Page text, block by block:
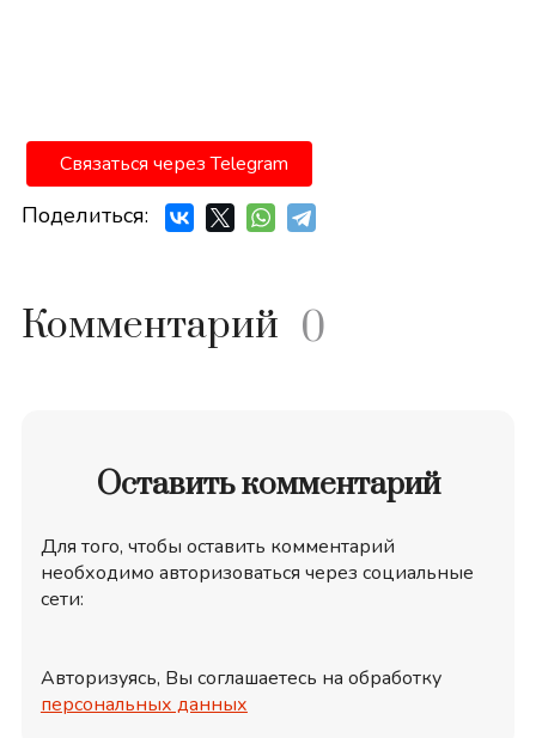
Связаться через Telegram
Поделиться:
Комментарий 0
Оставить комментарий
Для того, чтобы оставить комментарий
необходимо авторизоваться через социальные
сети:
Авторизуясь, Вы соглашаетесь на обработку
персональных данных